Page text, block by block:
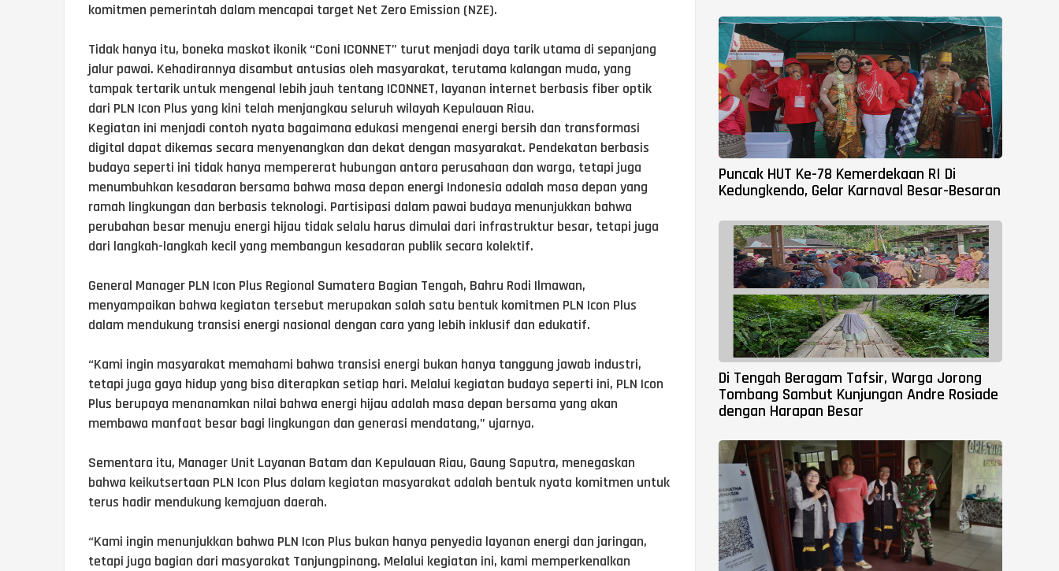
komitmen pemerintah dalam mencapai target Net Zero Emission (NZE).
Tidak hanya itu, boneka maskot ikonik “Coni ICONNET” turut menjadi daya tarik utama di sepanjang
jalur pawai. Kehadirannya disambut antusias oleh masyarakat, terutama kalangan muda, yang
tampak tertarik untuk mengenal lebih jauh tentang ICONNET, layanan internet berbasis fiber optik
dari PLN Icon Plus yang kini telah menjangkau seluruh wilayah Kepulauan Riau.
Kegiatan ini menjadi contoh nyata bagaimana edukasi mengenai energi bersih dan transformasi
digital dapat dikemas secara menyenangkan dan dekat dengan masyarakat. Pendekatan berbasis
budaya seperti ini tidak hanya mempererat hubungan antara perusahaan dan warga, tetapi juga
menumbuhkan kesadaran bersama bahwa masa depan energi Indonesia adalah masa depan yang
ramah lingkungan dan berbasis teknologi. Partisipasi dalam pawai budaya menunjukkan bahwa
perubahan besar menuju energi hijau tidak selalu harus dimulai dari infrastruktur besar, tetapi juga
dari langkah-langkah kecil yang membangun kesadaran publik secara kolektif.
General Manager PLN Icon Plus Regional Sumatera Bagian Tengah, Bahru Rodi Ilmawan,
menyampaikan bahwa kegiatan tersebut merupakan salah satu bentuk komitmen PLN Icon Plus
dalam mendukung transisi energi nasional dengan cara yang lebih inklusif dan edukatif.
“Kami ingin masyarakat memahami bahwa transisi energi bukan hanya tanggung jawab industri,
tetapi juga gaya hidup yang bisa diterapkan setiap hari. Melalui kegiatan budaya seperti ini, PLN Icon
Plus berupaya menanamkan nilai bahwa energi hijau adalah masa depan bersama yang akan
membawa manfaat besar bagi lingkungan dan generasi mendatang,” ujarnya.
Sementara itu, Manager Unit Layanan Batam dan Kepulauan Riau, Gaung Saputra, menegaskan
bahwa keikutsertaan PLN Icon Plus dalam kegiatan masyarakat adalah bentuk nyata komitmen untuk
terus hadir mendukung kemajuan daerah.
“Kami ingin menunjukkan bahwa PLN Icon Plus bukan hanya penyedia layanan energi dan jaringan,
tetapi juga bagian dari masyarakat Tanjungpinang. Melalui kegiatan ini, kami memperkenalkan
Puncak HUT Ke-78 Kemerdekaan RI Di
Kedungkendo, Gelar Karnaval Besar-Besaran
Di Tengah Beragam Tafsir, Warga Jorong
Tombang Sambut Kunjungan Andre Rosiade
dengan Harapan Besar